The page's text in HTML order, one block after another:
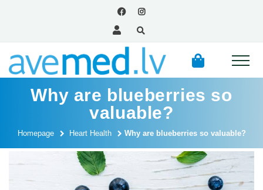
Why are blueberries so
valuable?
Homepage Heart Health Why are blueberries so valuable?